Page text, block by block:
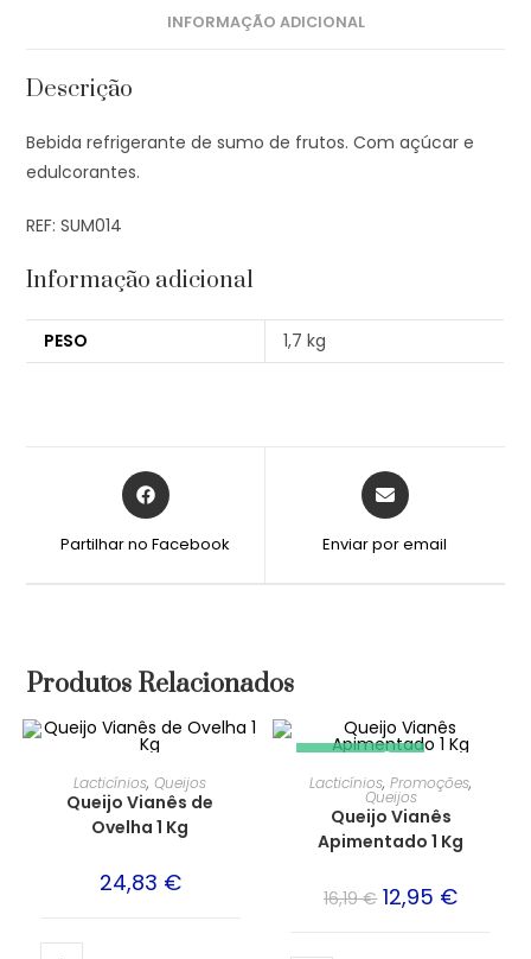
INFORMAÇÃO ADICIONAL
Descrição
Bebida refrigerante de sumo de frutos. Com açúcar e
edulcorantes.
REF: SUM014
Informação adicional
PESO 1,7 kg
Partilhar no Facebook Enviar por email
Produtos Relacionados
Lacticínios,Queijos
Queijo Vianês de
Ovelha 1 Kg
24,83 €
PROMOÇÃO!
Lacticínios,Promoções,
Queijos
Queijo Vianês
Apimentado 1 Kg
16,19€ 12,95 €